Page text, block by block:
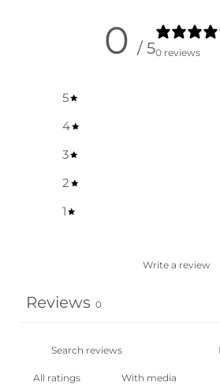
0 / 50 reviews
5
4
3
2
1
Write a review
Reviews 0
With media